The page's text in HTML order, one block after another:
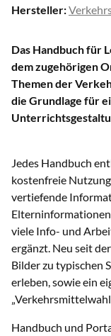
Hersteller:
Das Handbuch für
dem zugehörigen
Themen der
die Grundlage für
Jedes Handbuch
kostenfreie
vertiefende
viele Info- und
ergänzt. Neu seit
Bilder zu typischen
erleben, sowie ein
Handbuch und